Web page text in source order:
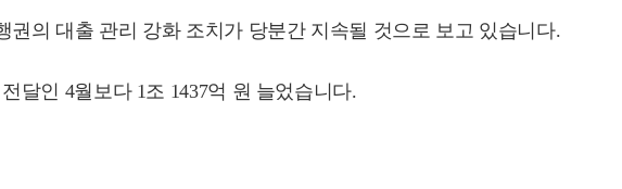
의 대출 관리 강화 조치가 당분간 지속될 것으로 보고 있습니다.
달인 4월보다 1조 1437억 원 늘었습니다.